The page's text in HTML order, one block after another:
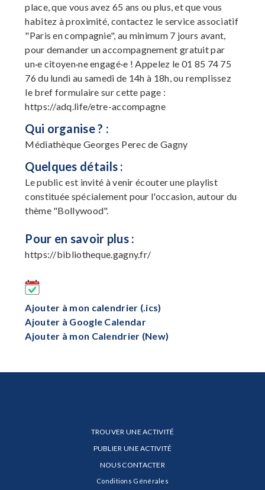
place, que vous avez 65 ans ou plus, et que vous
habitez à proximité, contactez le service associatif
"Paris en compagnie", au minimum 7 jours avant,
pour demander un accompagnement gratuit par
un·e citoyen·ne engagé·e ! Appelez le 01 85 74 75
76 du lundi au samedi de 14h à 18h, ou remplissez
le bref formulaire sur cette page :
https://adq.life/etre-accompagne
Qui organise ? :
Médiathèque Georges Perec de Gagny
Quelques détails :
Le public est invité à venir écouter une playlist
constituée spécialement pour l'occasion, autour du
thème "Bollywood".
Pour en savoir plus :
https://bibliotheque.gagny.fr/
Ajouter à mon calendrier (.ics)
Ajouter à Google Calendar
Ajouter à mon Calendrier (New)
TROUVER UNE ACTIVITÉ
PUBLIER UNE ACTIVITÉ
NOUS CONTACTER
Conditions Générales